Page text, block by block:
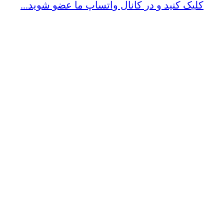
کلیک کنید و در کانال واتساپ ما عضو شوید...